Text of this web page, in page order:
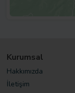
Kurumsal
Hakkımızda
İletişim